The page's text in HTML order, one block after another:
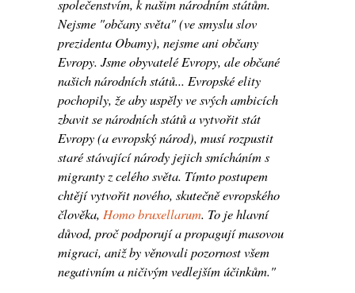
společenstvím, k našim národním státům.
Nejsme "občany světa" (ve smyslu slov
prezidenta Obamy), nejsme ani občany
Evropy. Jsme obyvatelé Evropy, ale občané
našich národních států... Evropské elity
pochopily, že aby uspěly ve svých ambicích
zbavit se národních států a vytvořit stát
Evropy (a evropský národ), musí rozpustit
staré stávající národy jejich smícháním s
migranty z celého světa. Tímto postupem
chtějí vytvořit nového, skutečně evropského
člověka, Homo bruxellarum. To je hlavní
důvod, proč podporují a propagují masovou
migraci, aniž by věnovali pozornost všem
negativním a ničivým vedlejším účinkům."